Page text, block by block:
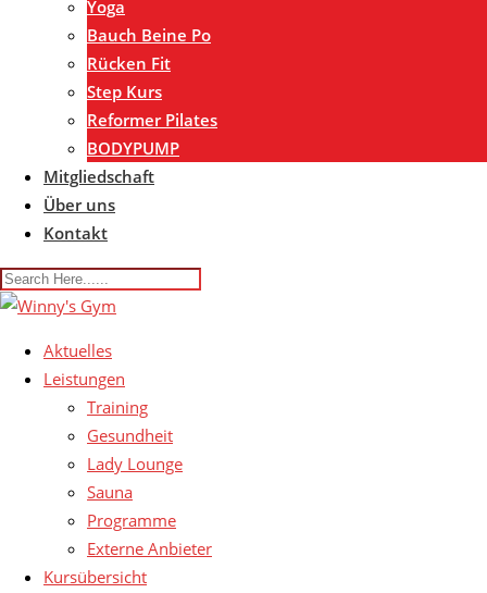
Yoga
Bauch Beine Po
Rücken Fit
Step Kurs
Reformer Pilates
BODYPUMP
Mitgliedschaft
Über uns
Kontakt
Aktuelles
Leistungen
Training
Gesundheit
Lady Lounge
Sauna
Programme
Externe Anbieter
Kursübersicht